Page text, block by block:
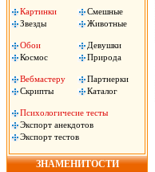
Картинки
Смешные
Звезды
Животные
Обои
Девушки
Космос
Природа
Вебмастеру
Партнерки
Скрипты
Каталог
Психологичесие тесты
Экспорт анекдотов
Экспорт тестов
ЗНАМЕНИТОСТИ